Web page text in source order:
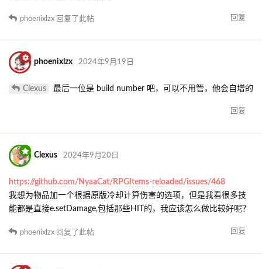
回复
phoenixlzx 回复了此帖
phoenixlzx 2024年9月19日
Clexus 最后一位是 build number 吧，可以不用管，他会自增的
回复
Clexus 2024年9月20日
https://github.com/NyaaCat/RPGItems-reloaded/issues/468
我想为物品加一个根据原版冷却计算伤害的选项，但是我看很多技
能都是直接e.setDamage,包括那些HIT的，我应该怎么做比较好呢？
回复
phoenixlzx 回复了此帖